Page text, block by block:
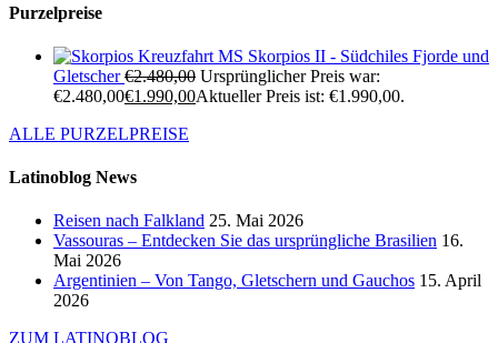
Purzelpreise
Kreuzfahrt MS Skorpios II - Südchiles Fjorde und
Gletscher €2.480,00 Ursprünglicher Preis war:
€2.480,00€1.990,00Aktueller Preis ist: €1.990,00.
ALLE PURZELPREISE
Latinoblog News
Reisen nach Falkland 25. Mai 2026
Vassouras – Entdecken Sie das ursprüngliche Brasilien 16.
Mai 2026
Argentinien – Von Tango, Gletschern und Gauchos 15. April
2026
ZUM LATINOBLOG